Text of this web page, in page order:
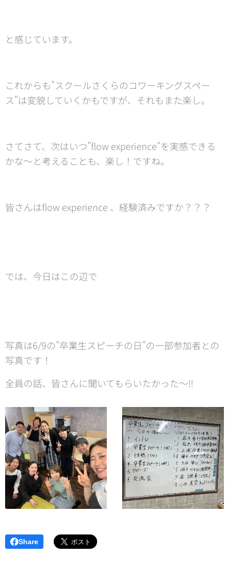
と感じています。
これからも"スクールさくらのコワーキングスペー
ス"は変貌していくかもですが、それもまた楽し。
さてさて、次はいつ"flow experience"を実感できる
かな〜と考えることも、楽し！ですね。
皆さんはflow experience 、経験済みですか？？？
では、今日はこの辺で😊
写真は6/9の"卒業生スピーチの日"の一部参加者との
写真です！
全員の話、皆さんに聞いてもらいたかった〜‼️
Share